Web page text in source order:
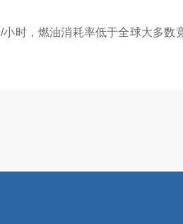
时，燃油消耗率低于全球大多数